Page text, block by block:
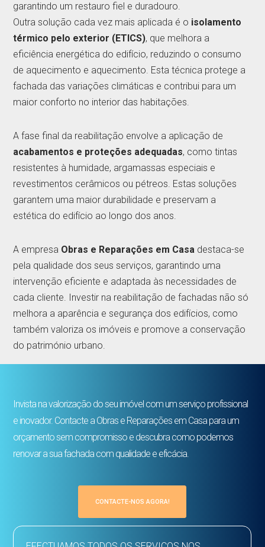
garantindo um restauro fiel e duradouro.
Outra solução cada vez mais aplicada é o isolamento
térmico pelo exterior (ETICS), que melhora a
eficiência energética do edifício, reduzindo o consumo
de aquecimento e aquecimento. Esta técnica protege a
fachada das variações climáticas e contribui para um
maior conforto no interior das habitações.
A fase final da reabilitação envolve a aplicação de
acabamentos e proteções adequadas, como tintas
resistentes à humidade, argamassas especiais e
revestimentos cerâmicos ou pétreos. Estas soluções
garantem uma maior durabilidade e preservam a
estética do edifício ao longo dos anos.
A empresa Obras e Reparações em Casa destaca-se
pela qualidade dos seus serviços, garantindo uma
intervenção eficiente e adaptada às necessidades de
cada cliente. Investir na reabilitação de fachadas não só
melhora a aparência e segurança dos edifícios, como
também valoriza os imóveis e promove a conservação
do património urbano.
Invista na valorização do seu imóvel com um serviço profissional
e inovador. Contacte a Obras e Reparações em Casa para um
orçamento sem compromisso e descubra como podemos
renovar a sua fachada com qualidade e eficácia.
CONTACTE-NOS AGORA!